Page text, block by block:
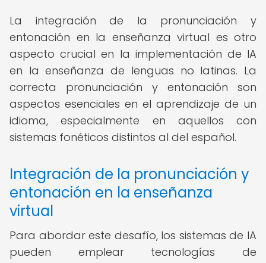
La integración de la pronunciación y
entonación en la enseñanza virtual es otro
aspecto crucial en la implementación de IA
en la enseñanza de lenguas no latinas. La
correcta pronunciación y entonación son
aspectos esenciales en el aprendizaje de un
idioma, especialmente en aquellos con
sistemas fonéticos distintos al del español.
Integración de la pronunciación y
entonación en la enseñanza
virtual
Para abordar este desafío, los sistemas de IA
pueden emplear tecnologías de